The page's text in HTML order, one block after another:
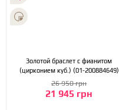
Золотой браслет с фианитом
(цирконием куб.) (01-200884649)
21 945 грн
26 950 грн